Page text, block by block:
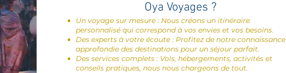
Oya Voyages ?
Un voyage sur mesure : Nous créons un itinéraire
personnalisé qui correspond à vos envies et vos besoins.
Des experts à votre écoute : Profitez de notre connaissance
approfondie des destinations pour un séjour parfait.
Des services complets : Vols, hébergements, activités et
conseils pratiques, nous nous chargeons de tout.